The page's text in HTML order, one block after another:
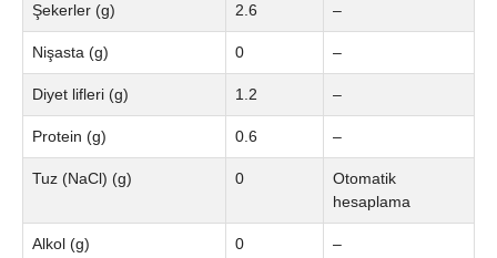
Şekerler (g) 2.6 –
Nişasta (g) 0 –
Diyet lifleri (g) 1.2 –
Protein (g) 0.6 –
Tuz (NaCl) (g) 0
Otomatik
hesaplama
Alkol (g) 0 –